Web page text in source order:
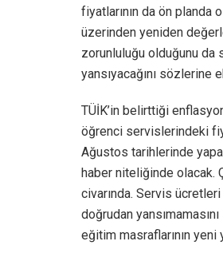
fiyatlarının da ön planda
üzerinden yeniden
zorunluluğu olduğunu da
yansıyacağını sözlerine
TÜİK’in belirttiği
öğrenci servislerindeki
Ağustos tarihlerinde
haber niteliğinde olacak.
civarında. Servis ücretleri
doğrudan
eğitim masraflarının